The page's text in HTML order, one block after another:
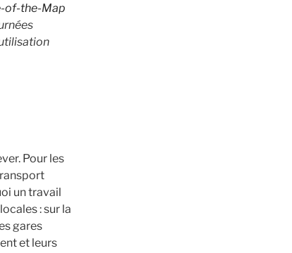
of-the-Map
Pour les
un travail
: sur la
gares
et leurs